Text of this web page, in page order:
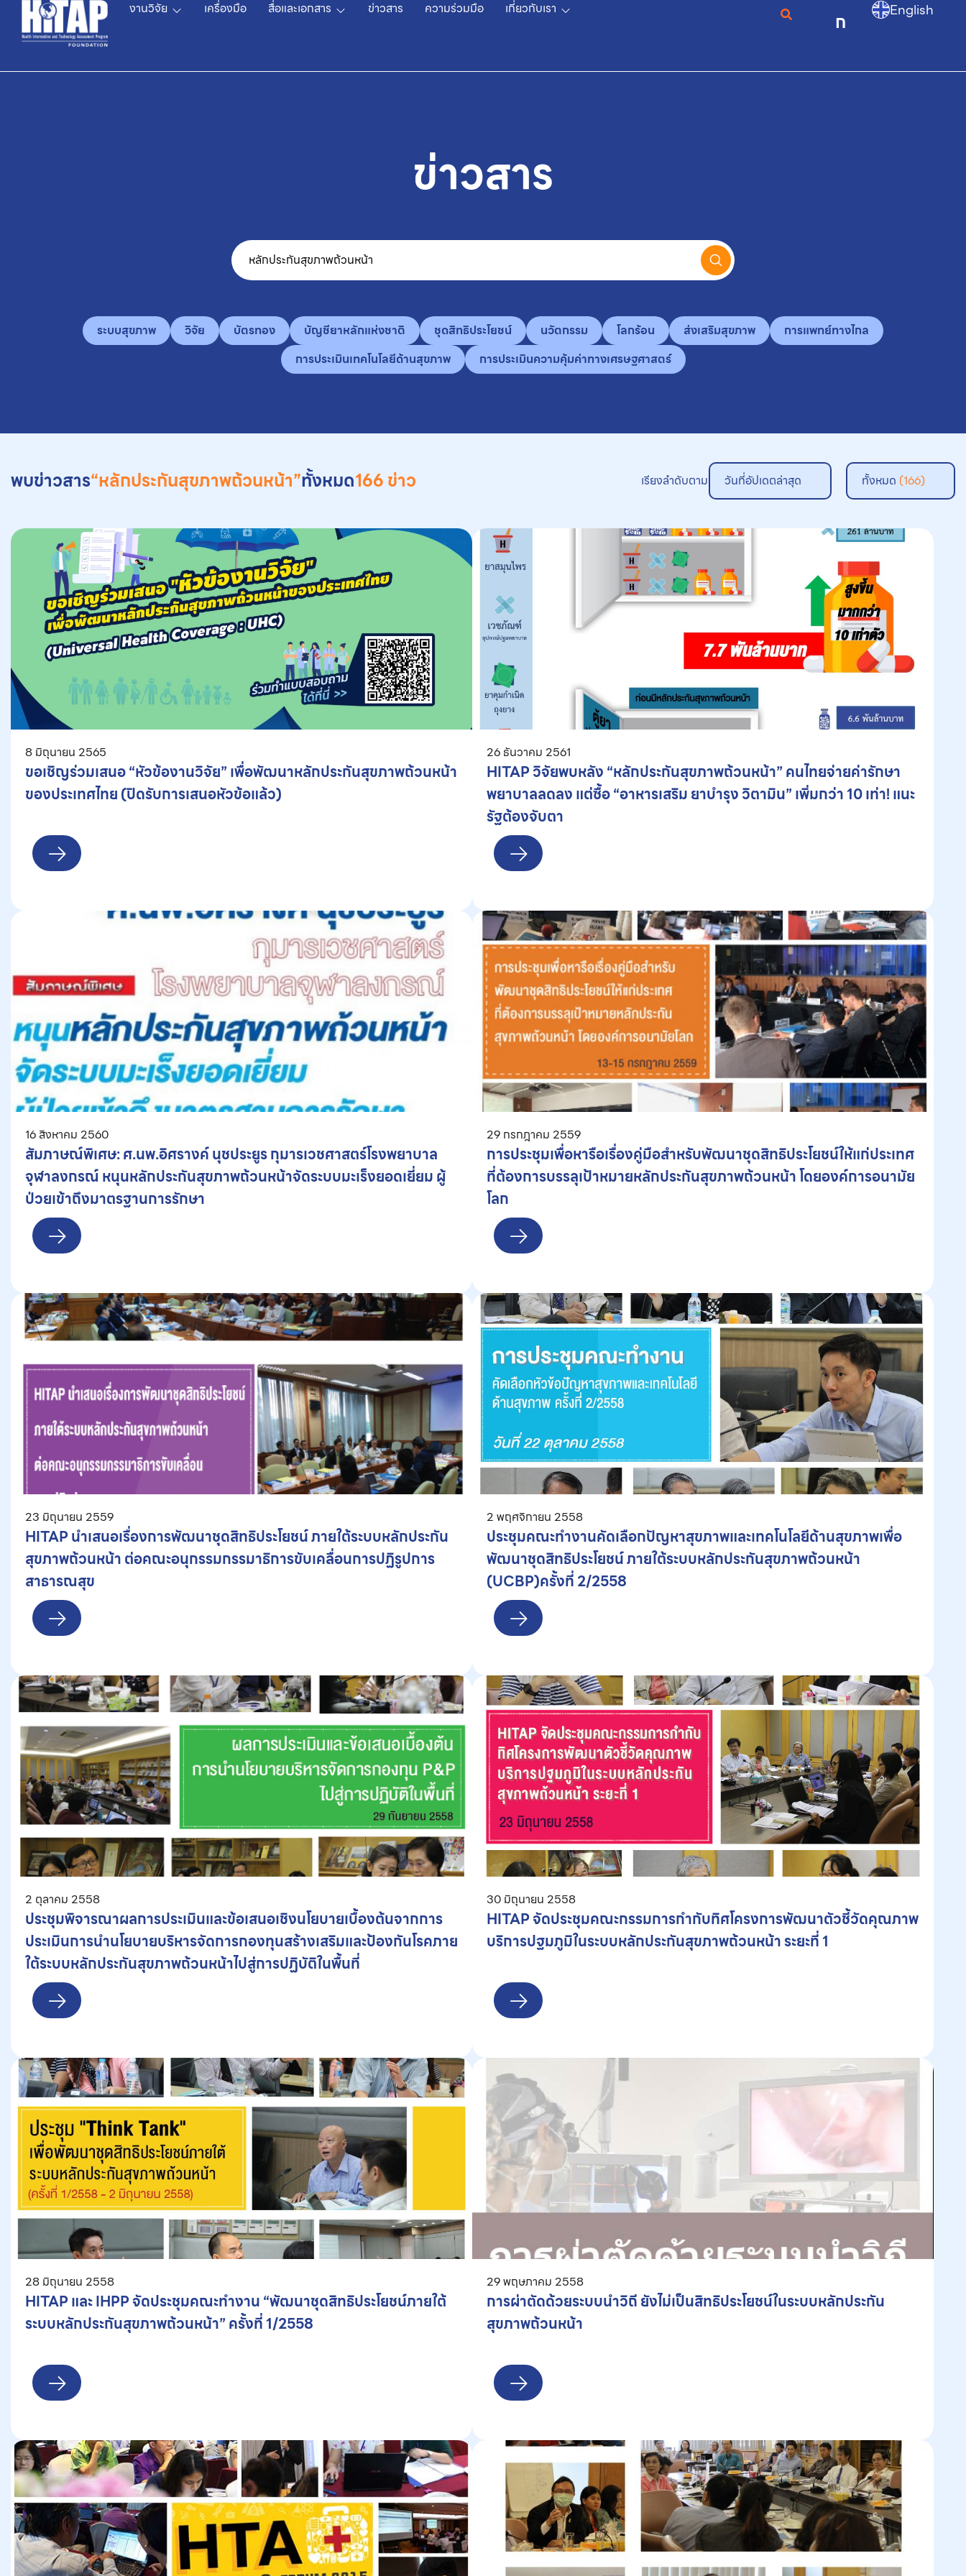
งานวิจัย เครื่องมือ สื่อและเอกสาร ข่าวสาร ความร่วมมือ เกี่ยวกับเรา
ก English
ข่าวสาร
ระบบสุขภาพ วิจัย บัตรทอง บัญชียาหลักแห่งชาติ ชุดสิทธิประโยชน์ นวัตกรรม โลกร้อน ส่งเสริมสุขภาพ
การแพทย์ทางไกล
การประเมินเทคโนโลยีด้านสุขภาพ
การประเมินความคุ้มค่าทางเศรษฐศาสตร์
พบข่าวสาร“หลักประกันสุขภาพถ้วนหน้า”ทั้งหมด166 ข่าว เรียงลำดับตาม วันที่อัปเดตล่าสุด ทั้งหมด (166)
8 มิถุนายน 2565
ขอเชิญร่วมเสนอ “หัวข้องานวิจัย” เพื่อพัฒนาหลักประกันสุขภาพถ้วนหน้า
ของประเทศไทย (ปิดรับการเสนอหัวข้อแล้ว)
26 ธันวาคม 2561
HITAP วิจัยพบหลัง “หลักประกันสุขภาพถ้วนหน้า” คนไทยจ่ายค่ารักษา
พยาบาลลดลง แต่ซื้อ “อาหารเสริม ยาบำรุง วิตามิน” เพิ่มกว่า 10 เท่า! แนะ
รัฐต้องจับตา
16 สิงหาคม 2560
สัมภาษณ์พิเศษ: ศ.นพ.อิศรางค์ นุชประยูร กุมารเวชศาสตร์โรงพยาบาล
จุฬาลงกรณ์ หนุนหลักประกันสุขภาพถ้วนหน้าจัดระบบมะเร็งยอดเยี่ยม ผู้
ป่วยเข้าถึงมาตรฐานการรักษา
29 กรกฎาคม 2559
การประชุมเพื่อหารือเรื่องคู่มือสำหรับพัฒนาชุดสิทธิประโยชน์ให้แก่ประเทศ
ที่ต้องการบรรลุเป้าหมายหลักประกันสุขภาพถ้วนหน้า โดยองค์การอนามัย
โลก
23 มิถุนายน 2559
HITAP นำเสนอเรื่องการพัฒนาชุดสิทธิประโยชน์ ภายใต้ระบบหลักประกัน
สุขภาพถ้วนหน้า ต่อคณะอนุกรรมกรรมาธิการขับเคลื่อนการปฏิรูปการ
สาธารณสุข
2 พฤศจิกายน 2558
ประชุมคณะทำงานคัดเลือกปัญหาสุขภาพและเทคโนโลยีด้านสุขภาพเพื่อ
พัฒนาชุดสิทธิประโยชน์ ภายใต้ระบบหลักประกันสุขภาพถ้วนหน้า
(UCBP)ครั้งที่ 2/2558
2 ตุลาคม 2558
ประชุมพิจารณาผลการประเมินและข้อเสนอเชิงนโยบายเบื้องต้นจากการ
ประเมินการนำนโยบายบริหารจัดการกองทุนสร้างเสริมและป้องกันโรคภาย
ใต้ระบบหลักประกันสุขภาพถ้วนหน้าไปสู่การปฏิบัติในพื้นที่
30 มิถุนายน 2558
HITAP จัดประชุมคณะกรรมการกำกับทิศโครงการพัฒนาตัวชี้วัดคุณภาพ
บริการปฐมภูมิในระบบหลักประกันสุขภาพถ้วนหน้า ระยะที่ 1
28 มิถุนายน 2558
HITAP และ IHPP จัดประชุมคณะทำงาน “พัฒนาชุดสิทธิประโยชน์ภายใต้
ระบบหลักประกันสุขภาพถ้วนหน้า” ครั้งที่ 1/2558
29 พฤษภาคม 2558
การผ่าตัดด้วยระบบนำวิถี ยังไม่เป็นสิทธิประโยชน์ในระบบหลักประกัน
สุขภาพถ้วนหน้า